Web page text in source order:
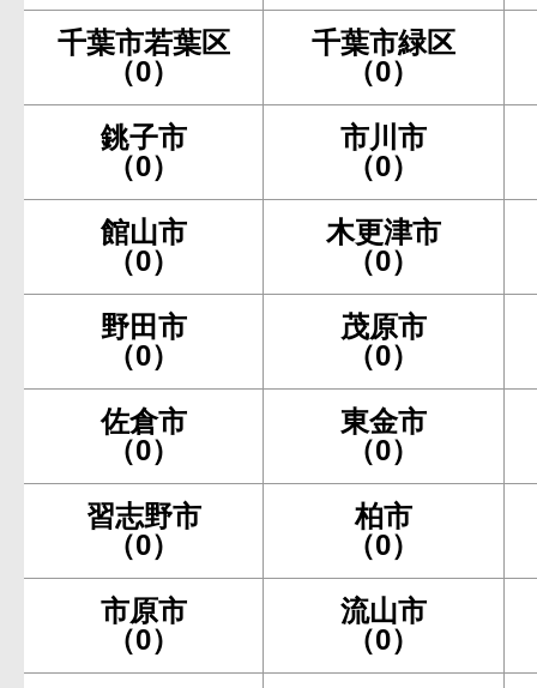
千葉市若葉区
（0）
千葉市緑区
（0）
銚子市
（0）
市川市
（0）
館山市
（0）
木更津市
（0）
野田市
（0）
茂原市
（0）
佐倉市
（0）
東金市
（0）
習志野市
（0）
柏市
（0）
市原市
（0）
流山市
（0）